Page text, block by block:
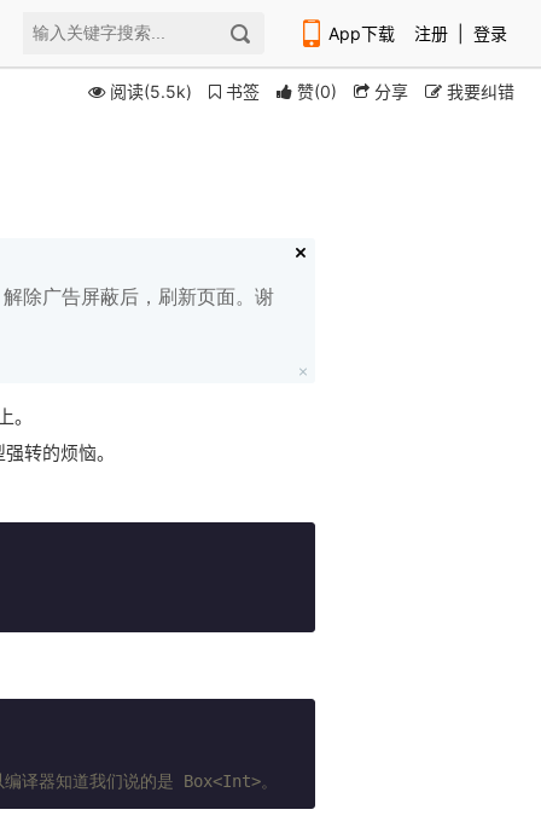
App下载 注册 登录
阅读(5.5k) 书签 赞(0) 分享 我要纠错
除广告屏蔽后，刷新页面。谢
。
转的烦恼。
译器知道我们说的是 Box<Int>。